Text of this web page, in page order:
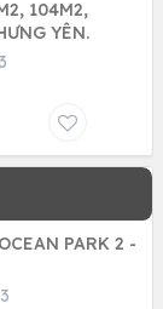
104M2,
YÊN.
3
PARK 2 -
3